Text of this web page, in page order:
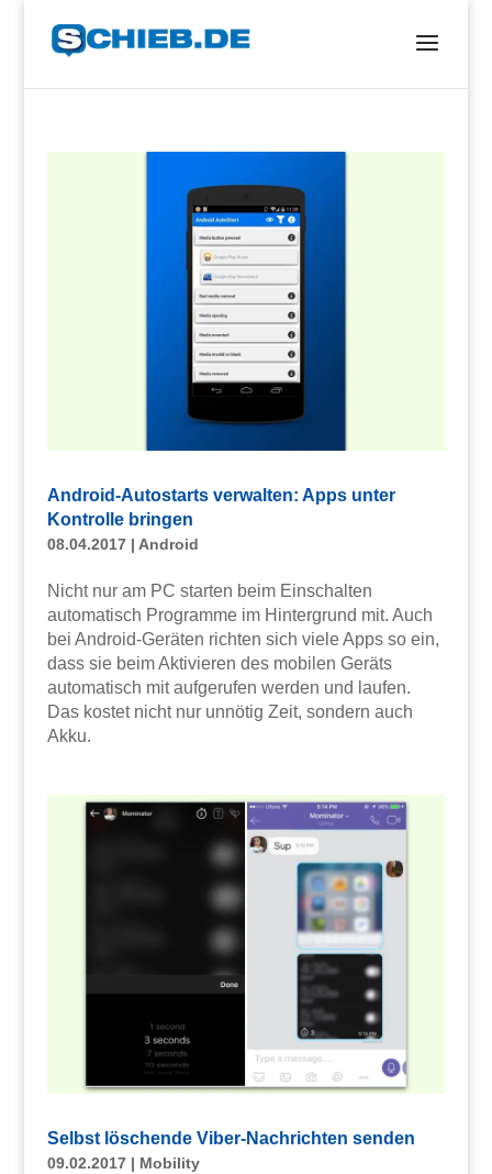
Android-Autostarts verwalten: Apps unter
Kontrolle bringen
08.04.2017| Android
Nicht nur am PC starten beim Einschalten
automatisch Programme im Hintergrund mit. Auch
bei Android-Geräten richten sich viele Apps so ein,
dass sie beim Aktivieren des mobilen Geräts
automatisch mit aufgerufen werden und laufen.
Das kostet nicht nur unnötig Zeit, sondern auch
Akku.
Selbst löschende Viber-Nachrichten senden
09.02.2017| Mobility